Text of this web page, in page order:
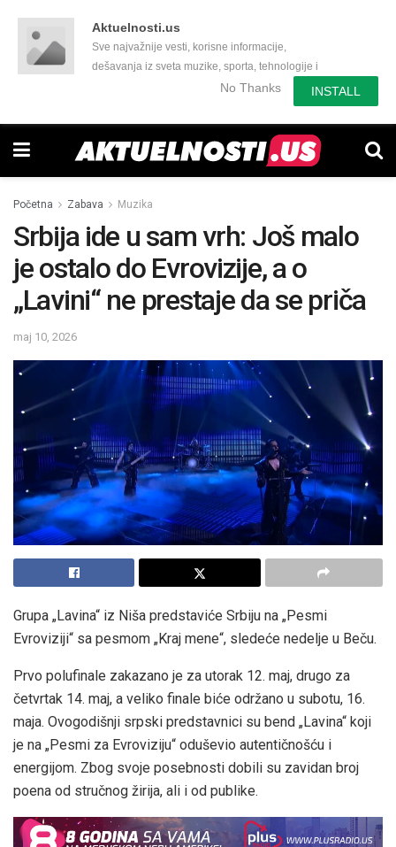
Aktuelnosti.us
Sve najvažnije vesti, korisne informacije,
dešavanja iz sveta muzike, sporta, tehnologije i
još mnogo toga zanimljivog.No Thanks INSTALL
Početna Zabava Muzika
Srbija ide u sam vrh: Još malo
je ostalo do Evrovizije, a o
„Lavini“ ne prestaje da se priča
maj 10, 2026
Grupa „Lavina“ iz Niša predstaviće Srbiju na „Pesmi
Evroviziji“ sa pesmom „Kraj mene“, sledeće nedelje u Beču.
Prvo polufinale zakazano je za utorak 12. maj, drugo za
četvrtak 14. maj, a veliko finale biće održano u subotu, 16.
maja. Ovogodišnji srpski predstavnici su bend „Lavina“ koji
je na „Pesmi za Evroviziju“ oduševio autentičnošću i
energijom. Zbog svoje posebnosti dobili su zavidan broj
poena od stručnog žirija, ali i od publike.